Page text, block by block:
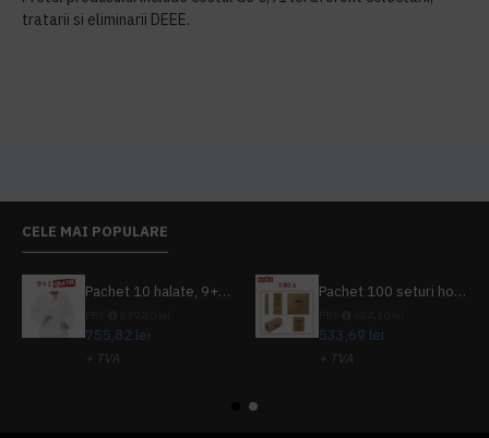
tratarii si eliminarii DEEE.
CELE MAI POPULARE
Pachet 10 halate, 9+1 gratuit
755,82 lei
+ TVA
Pachet 100 seturi hoteliere, set dentar, set barbierit, casca de dus, pila unghii, set cusut
533,69 lei
+ TVA